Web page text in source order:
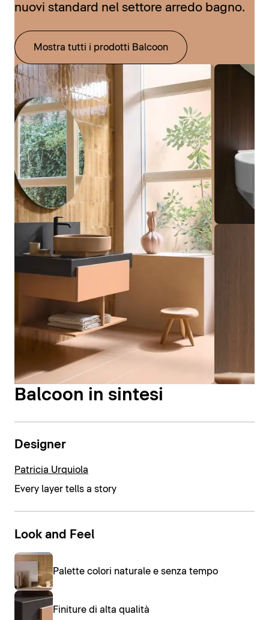
nuovi standard nel settore arredo bagno.
Mostra tutti i prodotti Balcoon
Balcoon in sintesi
Designer
Patricia Urquiola
Every layer tells a story
Look and Feel
Palette colori naturale e senza tempo
Finiture di alta qualità